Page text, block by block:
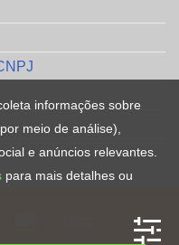
informações sobre
meio de análise),
e anúncios relevantes.
para mais detalhes ou